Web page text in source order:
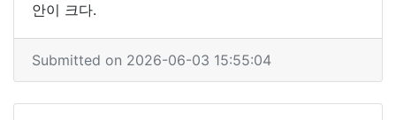
안이 크다.
Submitted on 2026-06-03 15:55:04